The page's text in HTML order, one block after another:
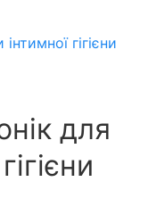
гігієни
для